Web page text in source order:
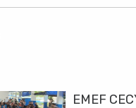
EMEF